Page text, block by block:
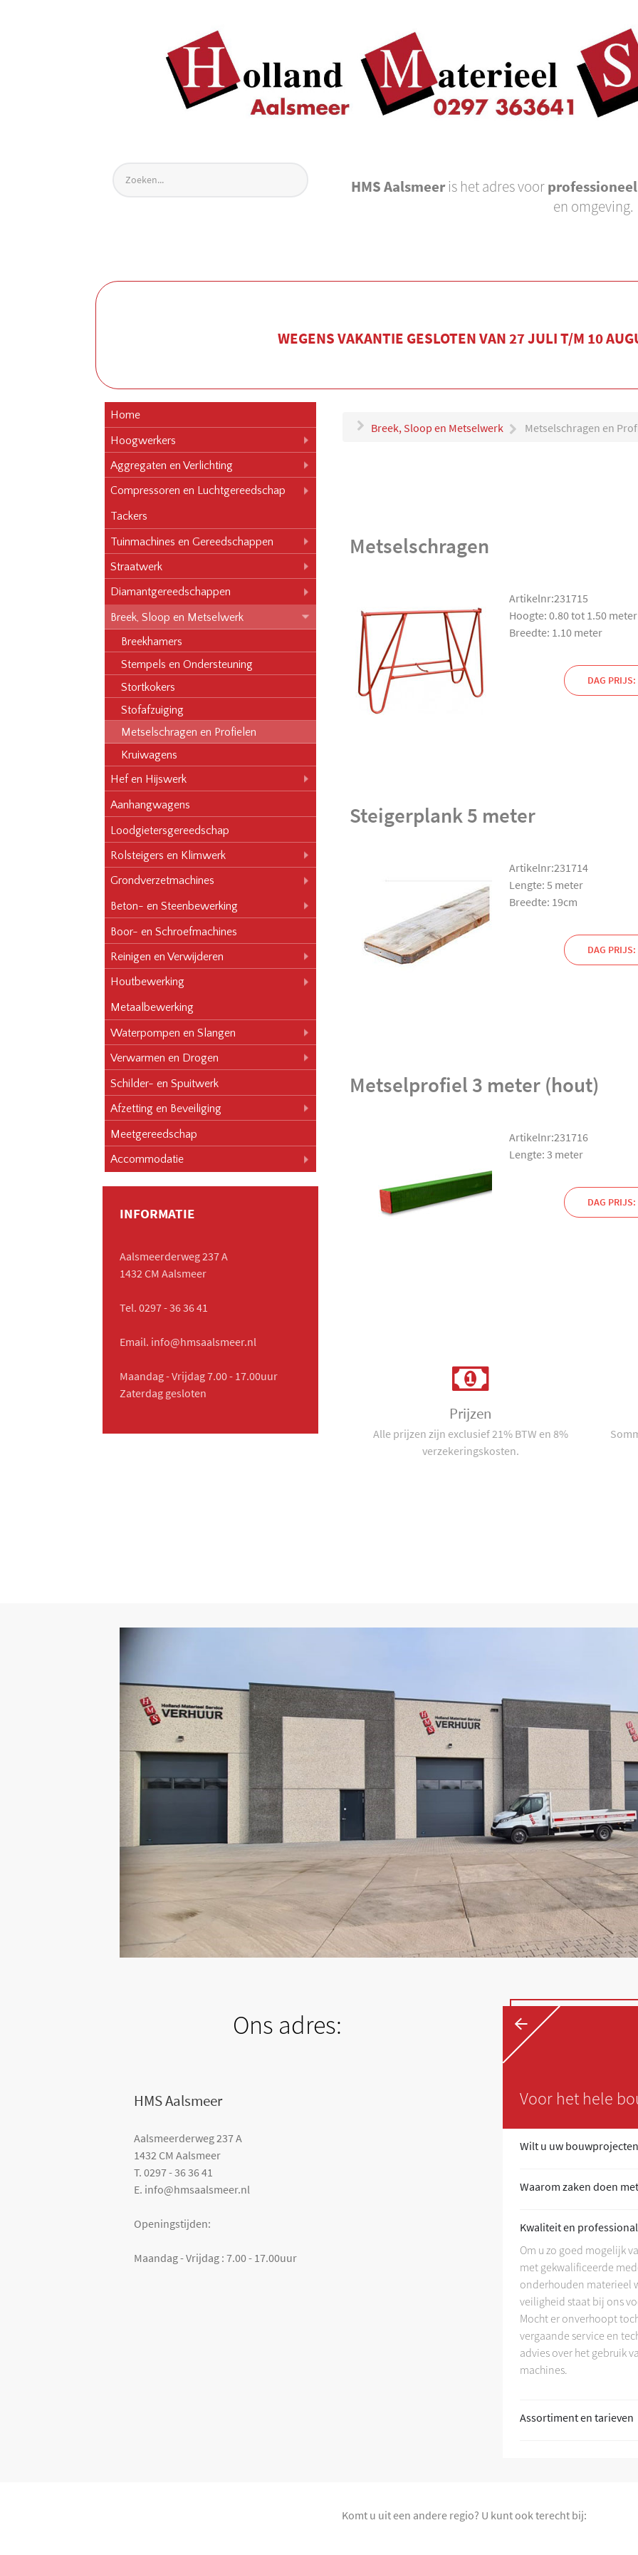
HMS Aalsmeeris het adres voor
en omgeving.
WEGENS VAKANTIE GESLOTEN VAN 27 JULI T/M 10
Home
Hoogwerkers
Aggregaten en Verlichting
Compressoren en Luchtgereedschap
Tackers
Tuinmachines en Gereedschappen
Straatwerk
Diamantgereedschappen
Breek, Sloop en Metselwerk
Breekhamers
Stempels en Ondersteuning
Stortkokers
Stofafzuiging
Metselschragen en Profielen
Kruiwagens
Hef en Hijswerk
Aanhangwagens
Loodgietersgereedschap
Rolsteigers en Klimwerk
Grondverzetmachines
Beton- en Steenbewerking
Boor- en Schroefmachines
Reinigen en Verwijderen
Houtbewerking
Metaalbewerking
Waterpompen en Slangen
Verwarmen en Drogen
Schilder- en Spuitwerk
Afzetting en Beveiliging
Meetgereedschap
Accommodatie
INFORMATIE
Aalsmeerderweg 237 A
1432 CM Aalsmeer
Tel. 0297 - 36 36 41
Email. info@hmsaalsmeer.nl
Maandag - Vrijdag 7.00 - 17.00uur
Zaterdag gesloten
Breek, Sloop en Metselwerk Metselschragen en
Metselschragen
Artikelnr:231715
Hoogte: 0.80 tot 1.50 meter
Breedte: 1.10 meter
DAG
Steigerplank 5 meter
Artikelnr:231714
Lengte: 5 meter
Breedte: 19cm
DAG
Metselprofiel 3 meter (hout)
Artikelnr:231716
Lengte: 3 meter
DAG
Prijzen
Alle prijzen zijn exclusief 21% BTW en 8%
verzekeringskosten.
Ons adres:
HMS Aalsmeer
Aalsmeerderweg 237 A
1432 CM Aalsmeer
T. 0297 - 36 36 41
E. info@hmsaalsmeer.nl
Openingstijden:
Maandag - Vrijdag : 7.00 - 17.00uur
←
Voor het hele
+
+
+
+
Wilt u uw bouwprojecten snel en correctuitvoeren?
Waarom zaken doen met HMS?
Kwaliteit en professionaliteit
Assortiment en tarieven
Wilt u uw
Waarom zaken doen
Kwaliteit en
Om u zo goed mogelijk
met gekwalificeerde
onderhouden materieel
veiligheid staat bij ons
Mocht er onverhoopt
vergaande service en
advies over het gebruik
machines.
Assortiment en tarieven
Komt u uit een andere regio? U kunt ook terecht bij: